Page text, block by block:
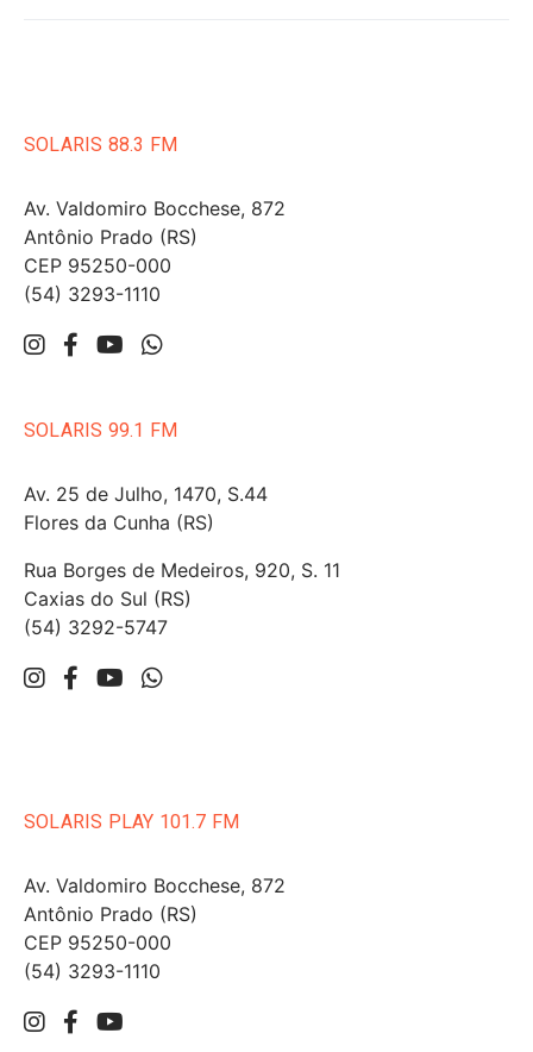
SOLARIS 88.3 FM
Av. Valdomiro Bocchese, 872
Antônio Prado (RS)
CEP 95250-000
(54) 3293-1110
SOLARIS 99.1 FM
Av. 25 de Julho, 1470, S.44
Flores da Cunha (RS)
Rua Borges de Medeiros, 920, S. 11
Caxias do Sul (RS)
(54) 3292-5747
SOLARIS PLAY 101.7 FM
Av. Valdomiro Bocchese, 872
Antônio Prado (RS)
CEP 95250-000
(54) 3293-1110